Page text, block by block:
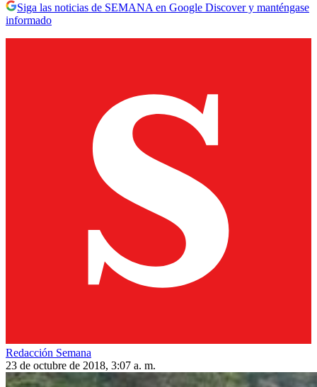
Siga las noticias de SEMANA en Google Discover y manténgase
informado
Redacción Semana
23 de octubre de 2018, 3:07 a. m.